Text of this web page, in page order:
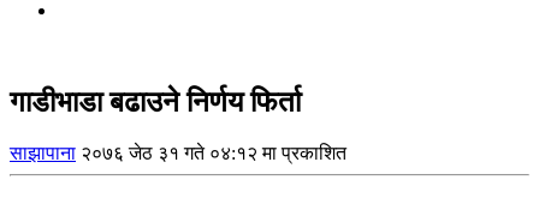
गाडीभाडा बढाउने निर्णय फिर्ता
साझापाना २०७६ जेठ ३१ गते ०४:१२ मा प्रकाशित